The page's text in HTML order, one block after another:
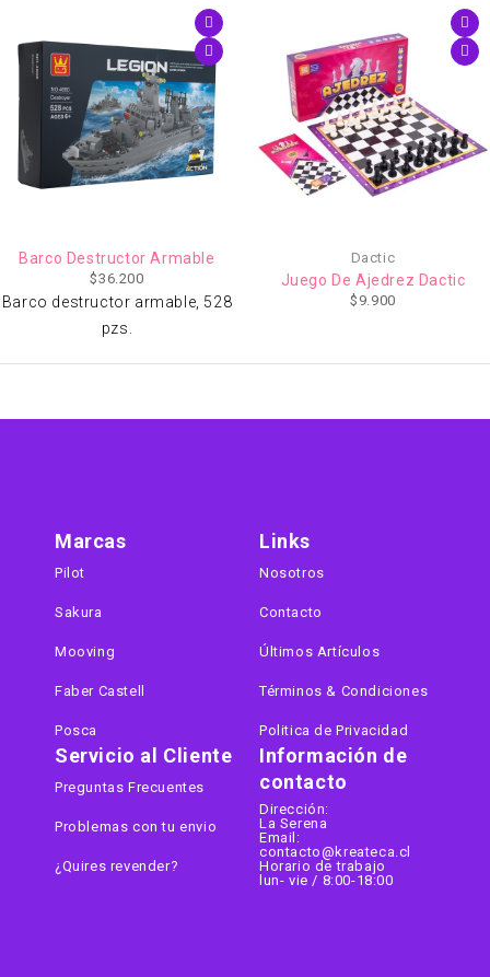
Barco Destructor Armable
$36.200
Barco destructor armable, 528
pzs.
Dactic
Juego De Ajedrez Dactic
$ 9.900
Información de
contacto
Dirección:
La Serena
Email:
contacto@kreateca.cl
Horario de trabajo
lun- vie / 8:00-18:00
Marcas
Pilot
Sakura
Mooving
Faber Castell
Posca
Links
Nosotros
Contacto
Últimos Artículos
Términos & Condiciones
Politica de Privacidad
Servicio al Cliente
Preguntas Frecuentes
Problemas con tu envio
¿Quires revender?